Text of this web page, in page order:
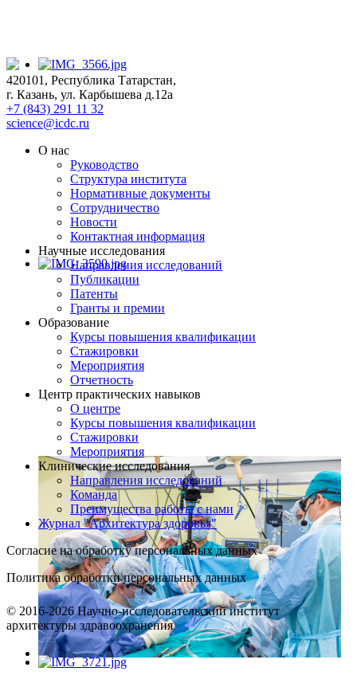
420101, Республика Татарстан,
г. Казань, ул. Карбышева д.12а
+7 (843) 291 11 32
science@icdc.ru
О нас
Руководство
Структура института
Нормативные документы
Сотрудничество
Новости
Контактная информация
Научные исследования
Направления исследований
Публикации
Патенты
Гранты и премии
Образование
Курсы повышения квалификации
Стажировки
Мероприятия
Отчетность
Центр практических навыков
О центре
Курсы повышения квалификации
Стажировки
Мероприятия
Клинические исследования
Направления исследований
Команда
Преимущества работы с нами
Журнал "Архитектура здоровья"
Согласие на обработку персональных данных
Политика обработки персональных данных
© 2016-2026 Научно-исследовательский институт
архитектуры здравоохранения